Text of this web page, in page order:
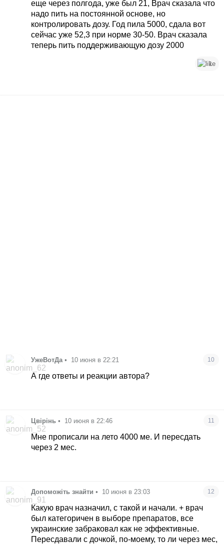
еще через полгода, уже был 21, Врач сказала что
надо пить на постоянной основе, но
контролировать дозу. Год пила 5000, сдала вот
сейчас уже 52,3 при норме 30-50. Врач сказала
теперь пить поддерживающую дозу 2000
1
УжеВотДа • 10 июня в 22:21 10
А где ответы и реакции автора?
Цвірінь • 10 июня в 22:46 11
Мне прописали на лето 4000 ме. И пересдать
через 2 мес.
Допоможіть знайти • 10 июня в 23:03 12
Какую врач назначил, с такой и начали. + врач
был категоричен в выборе препаратов, все
украинские забраковал как не эффективные.
Пересдавали с дочкой, по-моему, то ли через мес,